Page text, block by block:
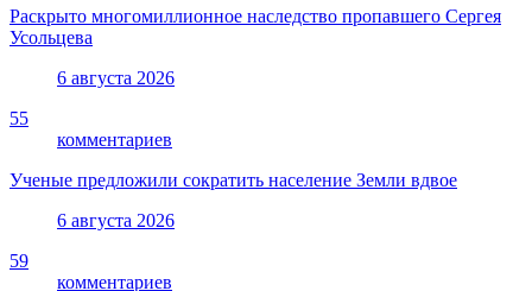
Раскрыто многомиллионное наследство пропавшего Сергея
Усольцева
6 августа 2026
55
комментариев
Ученые предложили сократить население Земли вдвое
6 августа 2026
59
комментариев